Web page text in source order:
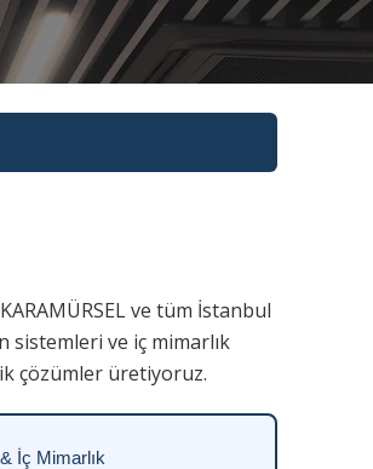
ve tüm İstanbul
sistemleri ve iç mimarlık
çözümler üretiyoruz.
İç Mimarlık